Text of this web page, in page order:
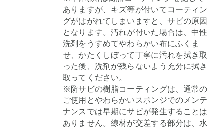
ありますが、キズ等が付いてコーティン
グがはがれてしまいますと、サビの原因
となります。汚れが付いた場合は、中性
洗剤をうすめてやわらかい布にふくま
せ、かたくしぼって丁寧に汚れを拭き取
った後、洗剤が残らないよう充分に拭き
取ってください。
※防サビの樹脂コーティングは、通常の
ご使用とやわらかいスポンジでのメンテ
ナンスでは早期にサビが発生することは
ありません。線材が交差する部分は、水